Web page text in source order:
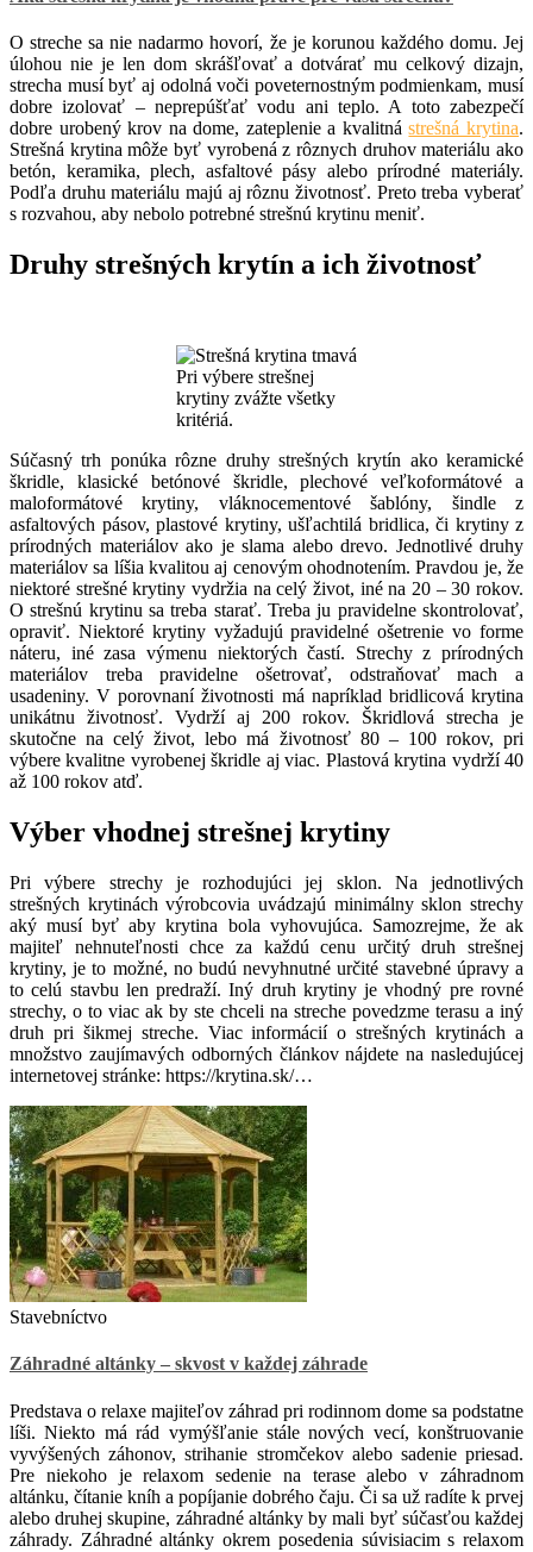
O streche sa nie nadarmo hovorí, že je korunou každého domu. Jej
úlohou nie je len dom skrášľovať a dotvárať mu celkový dizajn,
strecha musí byť aj odolná voči poveternostným podmienkam, musí
dobre izolovať – neprepúšťať vodu ani teplo. A toto zabezpečí
dobre urobený krov na dome, zateplenie a kvalitnástrešná krytina.
Strešná krytina môže byť vyrobená z rôznych druhov materiálu ako
betón, keramika, plech, asfaltové pásy alebo prírodné materiály.
Podľa druhu materiálu majú aj rôznu životnosť. Preto treba vyberať
s rozvahou, aby nebolo potrebné strešnú krytinu meniť.
Druhy strešných krytín a ich životnosť
Pri výbere strešnej
krytiny zvážte všetky
kritériá.
Súčasný trh ponúka rôzne druhy strešných krytín ako keramické
škridle, klasické betónové škridle, plechové veľkoformátové a
maloformátové krytiny, vláknocementové šablóny, šindle z
asfaltových pásov, plastové krytiny, ušľachtilá bridlica, či krytiny z
prírodných materiálov ako je slama alebo drevo. Jednotlivé druhy
materiálov sa líšia kvalitou aj cenovým ohodnotením. Pravdou je, že
niektoré strešné krytiny vydržia na celý život, iné na 20 – 30 rokov.
O strešnú krytinu sa treba starať. Treba ju pravidelne skontrolovať,
opraviť. Niektoré krytiny vyžadujú pravidelné ošetrenie vo forme
náteru, iné zasa výmenu niektorých častí. Strechy z prírodných
materiálov treba pravidelne ošetrovať, odstraňovať mach a
usadeniny. V porovnaní životnosti má napríklad bridlicová krytina
unikátnu životnosť. Vydrží aj 200 rokov. Škridlová strecha je
skutočne na celý život, lebo má životnosť 80 – 100 rokov, pri
výbere kvalitne vyrobenej škridle aj viac. Plastová krytina vydrží 40
až 100 rokov atď.
Výber vhodnej strešnej krytiny
Pri výbere strechy je rozhodujúci jej sklon. Na jednotlivých
strešných krytinách výrobcovia uvádzajú minimálny sklon strechy
aký musí byť aby krytina bola vyhovujúca. Samozrejme, že ak
majiteľ nehnuteľnosti chce za každú cenu určitý druh strešnej
krytiny, je to možné, no budú nevyhnutné určité stavebné úpravy a
to celú stavbu len predraží. Iný druh krytiny je vhodný pre rovné
strechy, o to viac ak by ste chceli na streche povedzme terasu a iný
druh pri šikmej streche. Viac informácií o strešných krytinách a
množstvo zaujímavých odborných článkov nájdete na nasledujúcej
internetovej stránke: https://krytina.sk/…
Stavebníctvo
Záhradné altánky – skvost v každej záhrade
Predstava o relaxe majiteľov záhrad pri rodinnom dome sa podstatne
líši. Niekto má rád vymýšľanie stále nových vecí, konštruovanie
vyvýšených záhonov, strihanie stromčekov alebo sadenie priesad.
Pre niekoho je relaxom sedenie na terase alebo v záhradnom
altánku, čítanie kníh a popíjanie dobrého čaju. Či sa už radíte k prvej
alebo druhej skupine, záhradné altánky by mali byť súčasťou každej
záhrady. Záhradné altánky okrem posedenia súvisiacim s relaxom